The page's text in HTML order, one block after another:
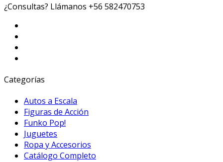
¿Consultas? Llámanos +56 582470753
Categorías
Autos a Escala
Figuras de Acción
Funko Pop!
Juguetes
Ropa y Accesorios
Catálogo Completo